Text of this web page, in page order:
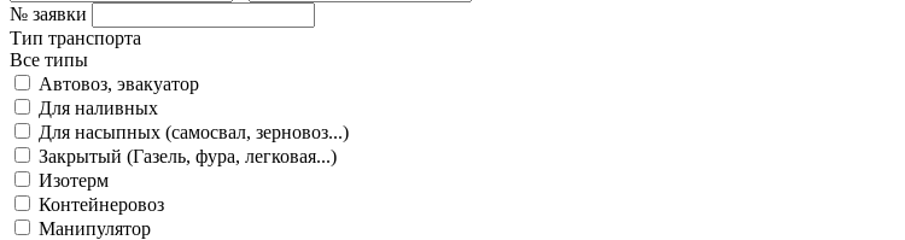
№ заявки
Тип транспорта
Все типы
Автовоз, эвакуатор
Для наливных
Для насыпных (самосвал, зерновоз...)
Закрытый (Газель, фура, легковая...)
Изотерм
Контейнеровоз
Манипулятор